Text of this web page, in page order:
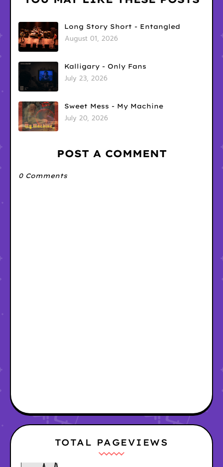
Long Story Short - Entangled
August 01, 2026
Kalligary - Only Fans
July 23, 2026
Sweet Mess - My Machine
July 20, 2026
POST A COMMENT
0 Comments
TOTAL PAGEVIEWS